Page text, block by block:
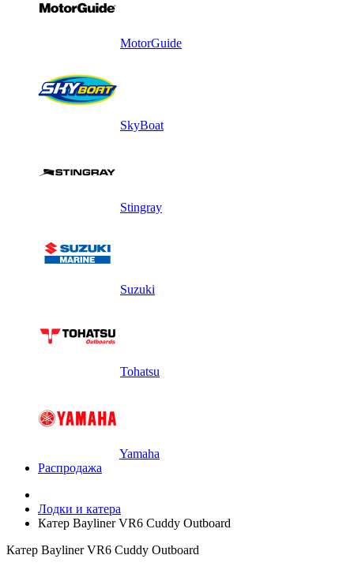
MotorGuide
SkyBoat
Stingray
Suzuki
Tohatsu
Yamaha
Распродажа
Лодки и катера
Катер Bayliner VR6 Cuddy Outboard
Катер Bayliner VR6 Cuddy Outboard